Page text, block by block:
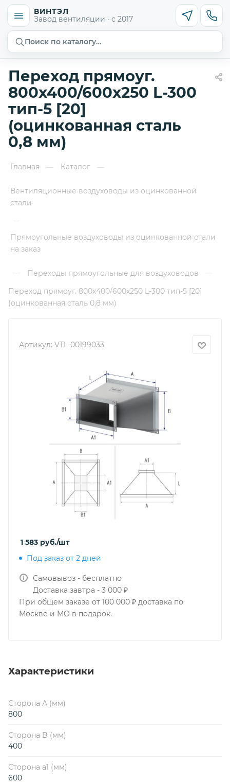
ВИНТЭЛ
Завод вентиляции · с 2017
Поиск по каталогу…
Переход прямоуг.
800х400/600х250 L-300
тип-5 [20]
(оцинкованная сталь
0,8 мм)
Главная — Каталог —
Вентиляционные воздуховоды из оцинкованной
стали
—
Прямоугольные воздуховоды из оцинкованной стали
на заказ
— Переходы прямоугольные для воздуховодов
—
Переход прямоуг. 800х400/600х250 L-300 тип-5 [20]
(оцинкованная сталь 0,8 мм)
Артикул: VTL-00199033
1 583 руб./шт
Под заказ от 2 дней
Самовывоз - бесплатно
Доставка завтра - 3 000 ₽
При общем заказе от 100 000 ₽ доставка по
Москве и МО в подарок.
Характеристики
Сторона А (мм)
800
Сторона B (мм)
400
Сторона a1 (мм)
600